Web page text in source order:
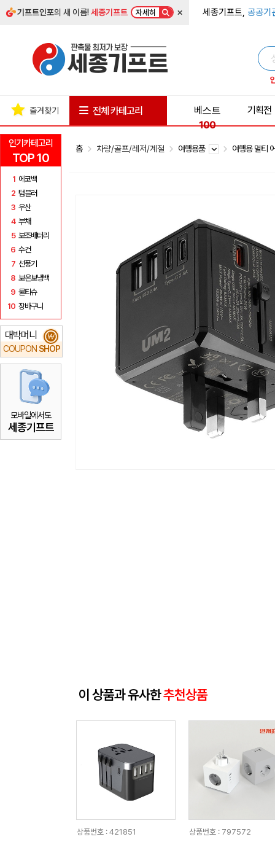
기프트인포의 새 이름!세종기프트 자세히 × 세종기프트, 공공기
인기카테고리
TOP 10
1 에코백
2 텀블러
3 우산
4 부채
5 보조배터리
6 수건
7 선풍기
8 보온보냉백
9 물티슈
10 장바구니
대박머니
COUPON SHOP
₩
모바일에서도
세종기프트
즐겨찾기 전체 카테고리
베스트
100
기획전
홈 차량/골프/레저/계절 여행용품 여행용 멀티
이 상품과 유사한추천상품
상품번호 : 421851
상품번호 : 797572